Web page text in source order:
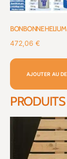
BONBONNE HELIUM
472,06 €
AJOUTER AU